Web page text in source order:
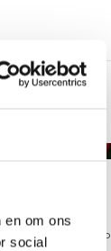
en om ons
social
art.nr: 1604 - meer info